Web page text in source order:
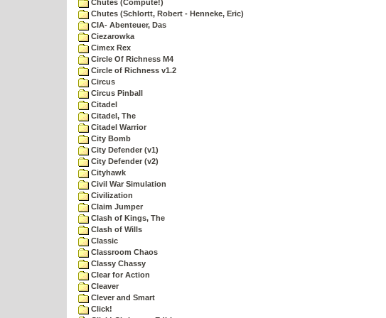
Chutes (Compute!)
Chutes (Schlortt, Robert - Henneke, Eric)
CIA- Abenteuer, Das
Ciezarowka
Cimex Rex
Circle Of Richness M4
Circle of Richness v1.2
Circus
Circus Pinball
Citadel
Citadel, The
Citadel Warrior
City Bomb
City Defender (v1)
City Defender (v2)
Cityhawk
Civil War Simulation
Civilization
Claim Jumper
Clash of Kings, The
Clash of Wills
Classic
Classroom Chaos
Classy Chassy
Clear for Action
Cleaver
Clever and Smart
Click!